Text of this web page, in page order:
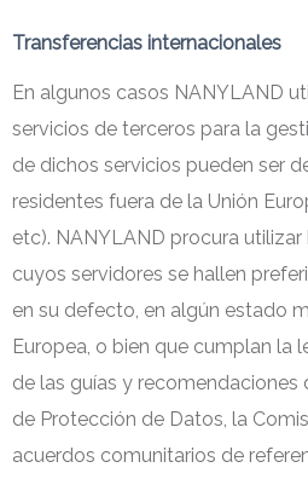
Transferencias internacionales
En algunos casos NANYLAND
servicios de terceros para la
de dichos servicios pueden ser
residentes fuera de la Unión
etc). NANYLAND procura
cuyos servidores se hallen
en su defecto, en algún estado
Europea, o bien que cumplan la
de las guías y recomendaciones
de Protección de Datos, la
acuerdos comunitarios de